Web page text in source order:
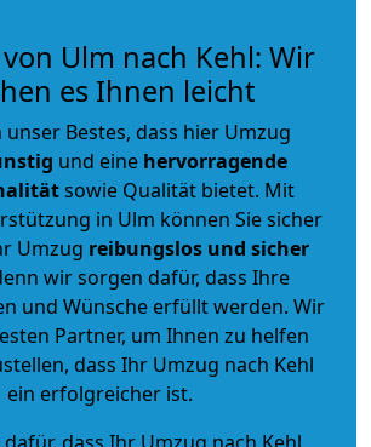
Ulm nach Kehl: Wir
es Ihnen leicht
Bestes, dass hier Umzug
und eine hervorragende
sowie Qualität bietet. Mit
in Ulm können Sie sicher
Umzug reibungslos und sicher
wir sorgen dafür, dass Ihre
und Wünsche erfüllt werden. Wir
Partner, um Ihnen zu helfen
dass Ihr Umzug nach Kehl
ein erfolgreicher ist.
dass Ihr Umzug nach Kehl